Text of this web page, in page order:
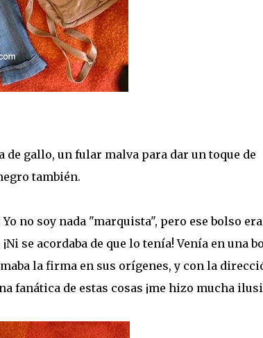
de gallo, un fular malva para dar un toque de
también.
no soy nada "marquista", pero ese bolso
se acordaba de que lo tenía! Venía en una
la firma en sus orígenes, y con la
fanática de estas cosas ¡me hizo mucha